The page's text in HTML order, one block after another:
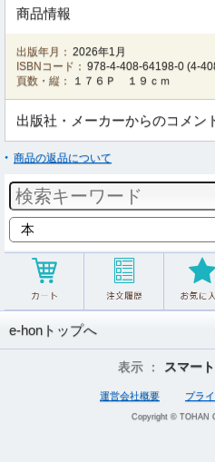
商品情報
出版年月： 2026年1月
ISBNコード： 978-4-408-64198-0 (4-
頁数・縦：
１７６Ｐ １９ｃｍ
出版社・メーカーからのコメン
商品の返品について
e-honトップへ
表示 ： スマー
運営会社概要 プラ
Copyright © TOHAN